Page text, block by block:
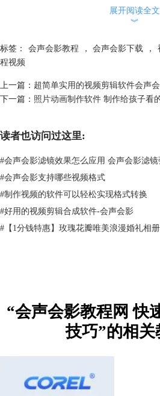
享给大家，希望你们也能够像我一样多学
展开阅读全文
︾
标签： 会声会影教程 ， 会声会影下载 ，
程视频
上一篇： 超简单实用的视频剪辑软件会声
下一篇： 照片动画制作软件 制作给孩子看
读者也访问过这里:
#会声会影滤镜效果怎么应用 会声会影滤
#会声会影支持哪些视频格式
#制作视频的软件可以轻松实现格式转换
#好用的视频剪辑合成软件-会声会影
# 【1分钱特惠】玫瑰花瓣唯美浪漫婚礼相
“会声会影教程网 快
技巧”的相关